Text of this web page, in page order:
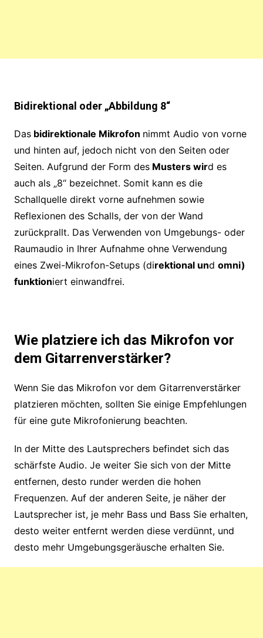
Bidirektional oder „Abbildung 8“
Dasbidirektionale Mikrofon nimmt Audio von vorne
und hinten auf, jedoch nicht von den Seiten oder
Seiten. Aufgrund der Form desMusters wird es
auch als „8“ bezeichnet. Somit kann es die
Schallquelle direkt vorne aufnehmen sowie
Reflexionen des Schalls, der von der Wand
zurückprallt. Das Verwenden von Umgebungs- oder
Raumaudio in Ihrer Aufnahme ohne Verwendung
eines Zwei-Mikrofon-Setups (direktional und omni)
funktioniert einwandfrei.
Wie platziere ich das Mikrofon vor
dem Gitarrenverstärker?
Wenn Sie das Mikrofon vor dem Gitarrenverstärker
platzieren möchten, sollten Sie einige Empfehlungen
für eine gute Mikrofonierung beachten.
In der Mitte des Lautsprechers befindet sich das
schärfste Audio. Je weiter Sie sich von der Mitte
entfernen, desto runder werden die hohen
Frequenzen. Auf der anderen Seite, je näher der
Lautsprecher ist, je mehr Bass und Bass Sie erhalten,
desto weiter entfernt werden diese verdünnt, und
desto mehr Umgebungsgeräusche erhalten Sie.